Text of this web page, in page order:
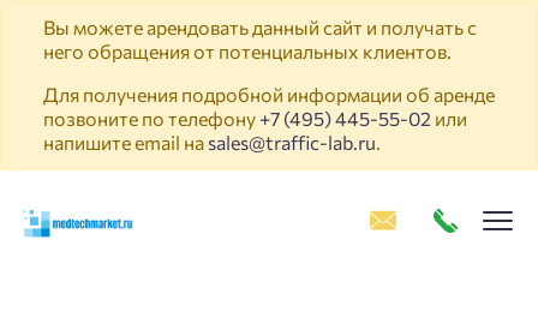
Вы можете арендовать данный сайт и получать с
него обращения от потенциальных клиентов.
Для получения подробной информации об аренде
позвоните по телефону +7 (495) 445-55-02 или
напишите email на sales@traffic-lab.ru.